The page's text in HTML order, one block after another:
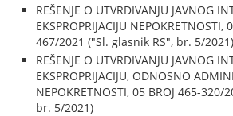
REŠENJE O UTVRĐIVANJU JAVNOG
EKSPROPRIJACIJU NEPOKRETNOSTI,
467/2021 ("Sl. glasnik RS", br. 5/2021)
REŠENJE O UTVRĐIVANJU JAVNOG
EKSPROPRIJACIJU, ODNOSNO
NEPOKRETNOSTI, 05 BROJ 465-320/
br. 5/2021)